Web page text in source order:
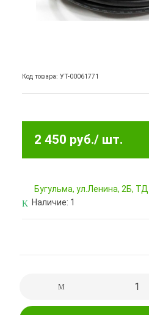
Код товара: УТ-00061771
2 450 руб./ шт.
Бугульма, ул.Ленина, 2Б,
Наличие: 1